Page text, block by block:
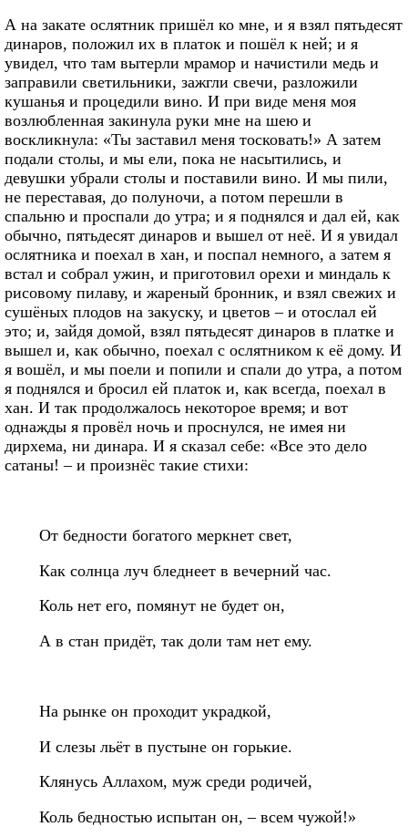
А на закате ослятник пришёл ко мне, и я взял пятьдесят
динаров, положил их в платок и пошёл к ней; и я
увидел, что там вытерли мрамор и начистили медь и
заправили светильники, зажгли свечи, разложили
кушанья и процедили вино. И при виде меня моя
возлюбленная закинула руки мне на шею и
воскликнула: «Ты заставил меня тосковать!» А затем
подали столы, и мы ели, пока не насытились, и
девушки убрали столы и поставили вино. И мы пили,
не переставая, до полуночи, а потом перешли в
спальню и проспали до утра; и я поднялся и дал ей, как
обычно, пятьдесят динаров и вышел от неё. И я увидал
ослятника и поехал в хан, и поспал немного, а затем я
встал и собрал ужин, и приготовил орехи и миндаль к
рисовому пилаву, и жареный бронник, и взял свежих и
сушёных плодов на закуску, и цветов – и отослал ей
это; и, зайдя домой, взял пятьдесят динаров в платке и
вышел и, как обычно, поехал с ослятником к её дому. И
я вошёл, и мы поели и попили и спали до утра, а потом
я поднялся и бросил ей платок и, как всегда, поехал в
хан. И так продолжалось некоторое время; и вот
однажды я провёл ночь и проснулся, не имея ни
дирхема, ни динара. И я сказал себе: «Все это дело
сатаны! – и произнёс такие стихи:
От бедности богатого меркнет свет,
Как солнца луч бледнеет в вечерний час.
Коль нет его, помянут не будет он,
А в стан придёт, так доли там нет ему.
На рынке он проходит украдкой,
И слезы льёт в пустыне он горькие.
Клянусь Аллахом, муж среди родичей,
Коль бедностью испытан он, – всем чужой!»